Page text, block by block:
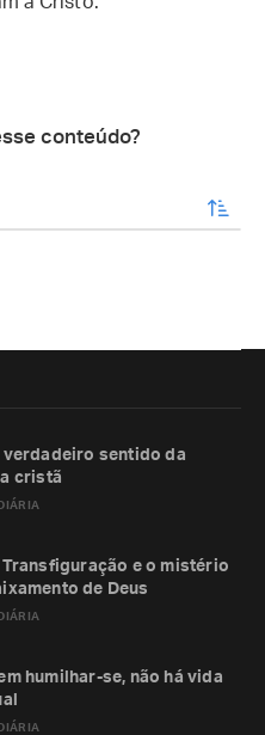
conteúdo?
enviar
verdadeiro sentido da
cristã
Transfiguração e o mistério
de Deus
humilhar-se, não há vida